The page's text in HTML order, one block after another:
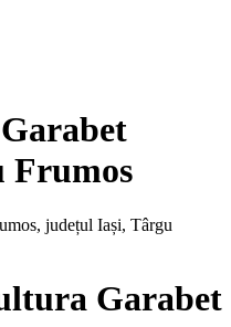
Frumos
județul Iași, Târgu
Garabet